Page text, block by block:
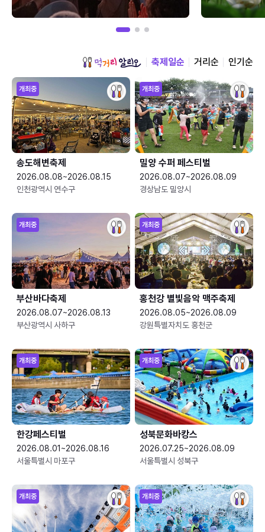
축제일순 거리순 인기순
개최중
송도해변축제
2026.08.08~2026.08.15
인천광역시 연수구
개최중
밀양 수퍼 페스티벌
2026.08.07~2026.08.09
경상남도 밀양시
개최중
부산바다축제
2026.08.07~2026.08.13
부산광역시 사하구
개최중
홍천강 별빛음악 맥주축제
2026.08.05~2026.08.09
강원특별자치도 홍천군
개최중
한강페스티벌
2026.08.01~2026.08.16
서울특별시 마포구
개최중
성북문화바캉스
2026.07.25~2026.08.09
서울특별시 성북구
개최중 개최중